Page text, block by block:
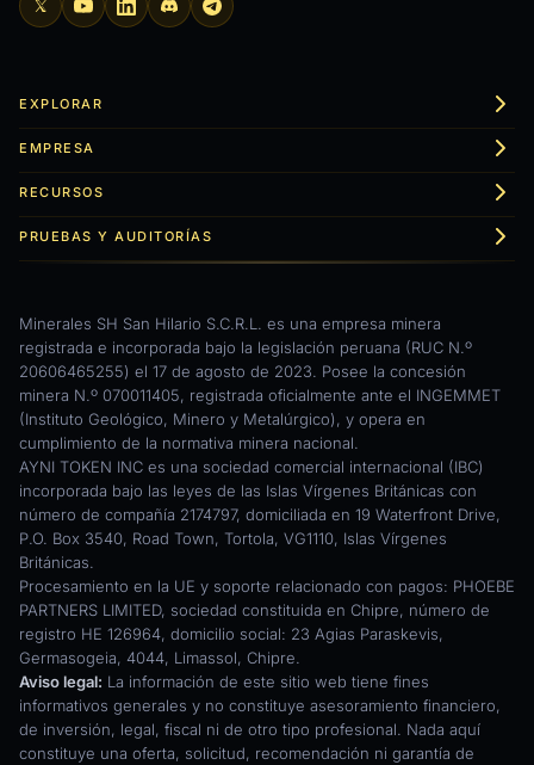
EXPLORAR
EMPRESA
RECURSOS
PRUEBAS Y AUDITORÍAS
Minerales SH San Hilario S.C.R.L. es una empresa minera
registrada e incorporada bajo la legislación peruana (RUC N.º
20606465255) el 17 de agosto de 2023. Posee la concesión
minera N.º 070011405, registrada oficialmente ante el INGEMMET
(Instituto Geológico, Minero y Metalúrgico), y opera en
cumplimiento de la normativa minera nacional.
AYNI TOKEN INC es una sociedad comercial internacional (IBC)
incorporada bajo las leyes de las Islas Vírgenes Británicas con
número de compañía 2174797, domiciliada en 19 Waterfront Drive,
P.O. Box 3540, Road Town, Tortola, VG1110, Islas Vírgenes
Británicas.
Procesamiento en la UE y soporte relacionado con pagos: PHOEBE
PARTNERS LIMITED, sociedad constituida en Chipre, número de
registro HE 126964, domicilio social: 23 Agias Paraskevis,
Germasogeia, 4044, Limassol, Chipre.
Aviso legal: La información de este sitio web tiene fines
informativos generales y no constituye asesoramiento financiero,
de inversión, legal, fiscal ni de otro tipo profesional. Nada aquí
constituye una oferta, solicitud, recomendación ni garantía de